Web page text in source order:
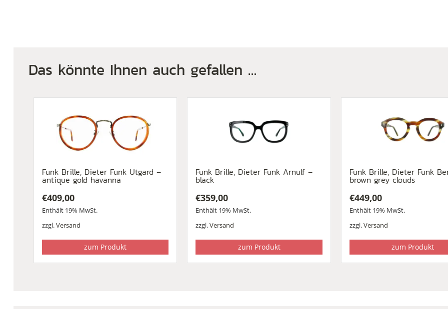
Das könnte Ihnen auch gefallen …
Funk Brille, Dieter Funk Utgard –
antique gold havanna
€409,00
Enthält 19% MwSt.
zzgl.Versand
zum Produkt
Funk Brille, Dieter Funk Arnulf –
black
€359,00
Enthält 19% MwSt.
zzgl.Versand
zum Produkt
Funk Brille, Dieter Funk
brown grey clouds
€449,00
Enthält 19% MwSt.
zzgl.Versand
zum Produkt